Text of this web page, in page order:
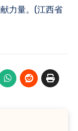
力量。(江西省